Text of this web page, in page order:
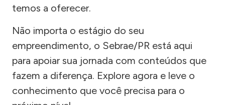
temos a oferecer.
Não importa o estágio do seu
empreendimento, o Sebrae/PR está aqui
para apoiar sua jornada com conteúdos que
fazem a diferença. Explore agora e leve o
conhecimento que você precisa para o